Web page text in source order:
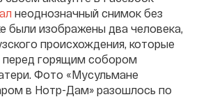
неоднозначный снимок без
были изображены два человека,
происхождения, которые
перед горящим собором
Фото «Мусульмане
в Нотр-Дам» разошлось по